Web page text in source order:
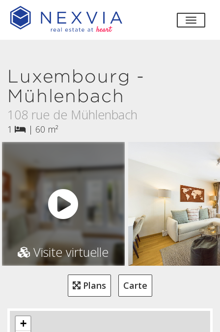
Luxembourg -
Mühlenbach
108 rue de Mühlenbach
1 | 60 m²
Visite virtuelle
Plans Carte
+